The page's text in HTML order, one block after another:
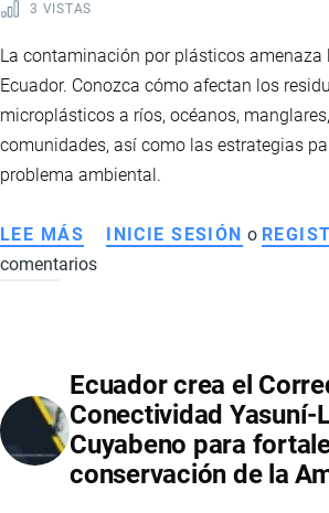
E
3 VISTAS
La contaminación por plásticos amenaza
Ecuador. Conozca cómo afectan los
microplásticos a ríos, océanos,
comunidades, así como las estrategias
problema ambiental.
LEE MÁS SOBRE
CONTAMINACIÓN
ECUADOR:
EL
IMPACTO
SOBRE
INICIE SESIÓN o
comentarios
Ecuador crea el
Conectividad Yasuní-
Cuyabeno para
conservación de la